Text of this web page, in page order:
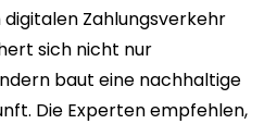
Zahlungsverkehr
sich nicht nur
baut eine nachhaltige
Die Experten empfehlen,